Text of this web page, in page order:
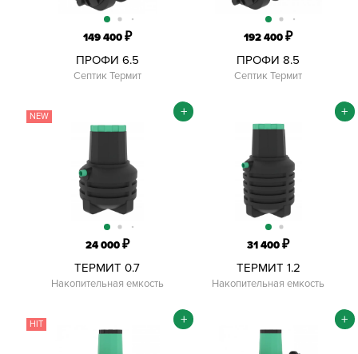
149 400₽
ПРОФИ 6.5
Септик Термит
192 400₽
ПРОФИ 8.5
Септик Термит
NEW
24 000₽
ТЕРМИТ 0.7
Накопительная емкость
+
31 400₽
ТЕРМИТ 1.2
Накопительная емкость
+
HIT + +